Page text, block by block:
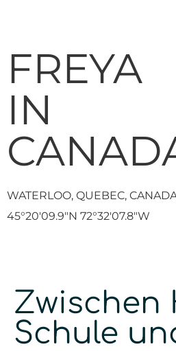
FREYA
IN
WATERLOO, QUEBEC,
45°20'09.9"N 72°32'07.8"W
Zwischen
Schule